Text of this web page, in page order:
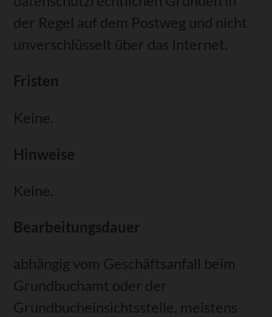
der Regel auf dem Postweg und nicht
unverschlüsselt über das Internet.
Fristen
Keine.
Hinweise
Keine.
Bearbeitungsdauer
abhängig vom Geschäftsanfall beim
Grundbuchamt oder der
Grundbucheinsichtsstelle, meistens